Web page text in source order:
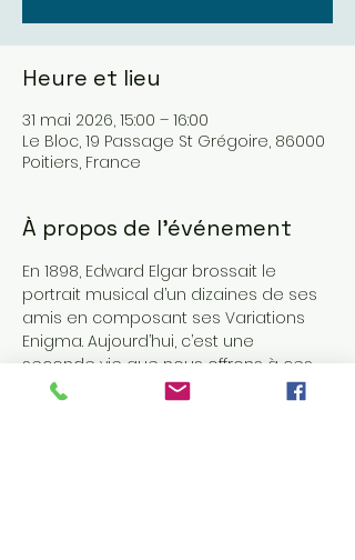
Heure et lieu
31 mai 2026, 15:00 – 16:00
Le Bloc, 19 Passage St Grégoire, 86000
Poitiers, France
À propos de l'événement
En 1898, Edward Elgar brossait le
portrait musical d’un dizaines de ses
amis en composant ses Variations
Enigma. Aujourd’hui, c’est une
seconde vie que nous offrons à ces
illustres inconnus en réinterprétant